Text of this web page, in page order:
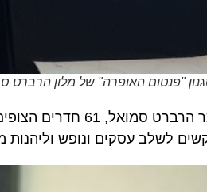
"פנטום האופרה" של מלון הרברט
עסקים ונופש וליהנות